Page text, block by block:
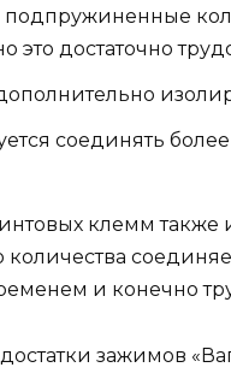
это достаточно
соединять
клемм
количества
и конечно
зажимов